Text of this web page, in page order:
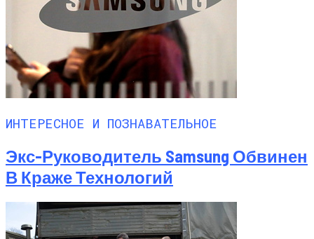
ИНТЕРЕСНОЕ И ПОЗНАВАТЕЛЬНОЕ
Экс-Руководитель Samsung Обвинен
В Краже Технологий